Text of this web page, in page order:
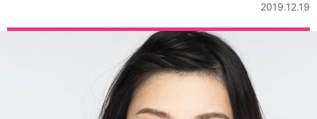
2019.12.19